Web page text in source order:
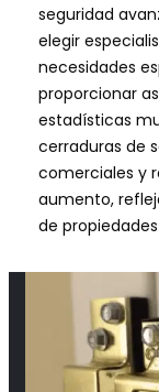
seguridad
elegir
necesidades
proporcionar
estadísticas
cerraduras de
comerciales y
aumento,
de